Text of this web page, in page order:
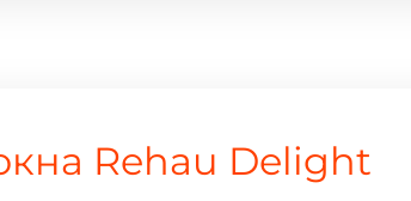
Rehau Delight